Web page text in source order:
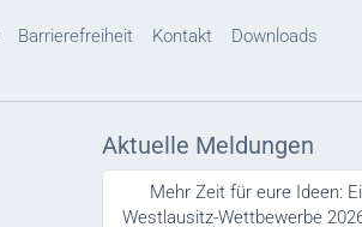
Barrierefreiheit Kontakt Downloads
Aktuelle Meldungen
Mehr Zeit für eure Ideen:
Westlausitz-Wettbewerbe